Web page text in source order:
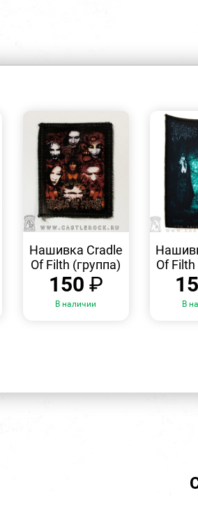
ПРОСМОТР
Нашивка Cradle
Of Filth (группа)
150 ₽
В наличии
Of
В